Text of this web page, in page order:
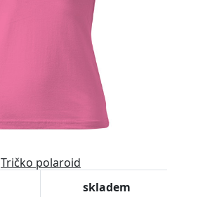
Tričko polaroid
skladem